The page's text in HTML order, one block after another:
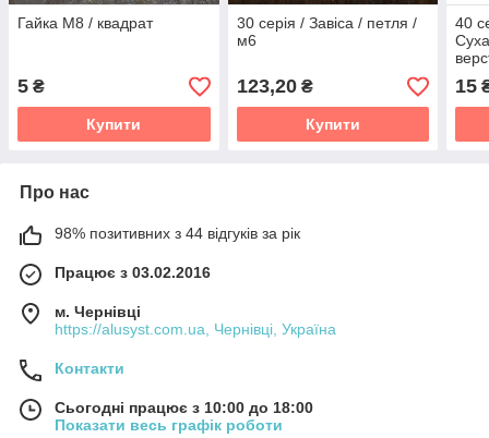
Гайка М8 / квадрат
5 ₴
Купити
30 серія / Завіса / петля /
м6
123,20₴
Купити
40
15
Про нас
98% позитивних з 44 відгуків за рік
Працює з 03.02.2016
м. Чернівці
https://alusyst.com.ua, Чернівці, Україна
Контакти
Сьогодні працює з 10:00 до 18:00
Показати весь графік роботи